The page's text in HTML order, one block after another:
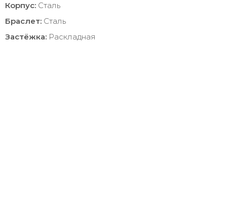
Корпус: Сталь
Браслет: Сталь
Застёжка: Раскладная